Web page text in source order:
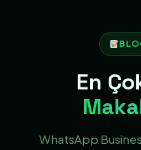
En
WhatsApp